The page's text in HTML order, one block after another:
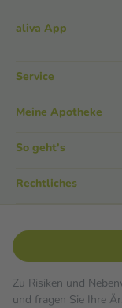
aliva App
Service
Meine Apotheke
So geht's
Rechtliches
Zu Risiken und
und fragen Sie Ihre